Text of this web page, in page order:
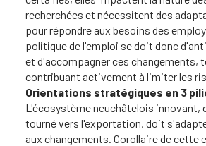
recherchées et nécessitent des
pour répondre aux besoins des
politique de l'emploi se doit donc
et d'accompagner ces changements,
contribuant activement à limiter les
Orientations stratégiques en 3
L'écosystème neuchâtelois innovant,
tourné vers l'exportation, doit
aux changements. Corollaire de cette